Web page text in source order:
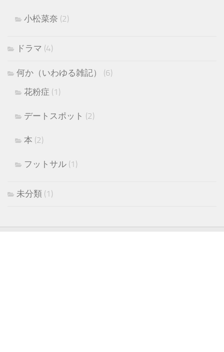
小松菜奈 (2)
ドラマ (4)
何か（いわゆる雑記）
(6)
花粉症 (1)
デートスポット (2)
本 (2)
フットサル (1)
未分類 (1)